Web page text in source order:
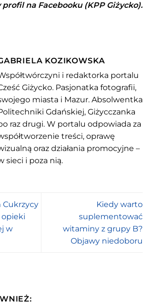
na Facebooku (KPP Giżycko).
KOZIKOWSKA
i redaktorka portalu
Giżycko. Pasjonatka fotografii,
miasta i Mazur. Absolwentka
Gdańskiej, Giżycczanka
raz drugi. W portalu odpowiada za
treści, oprawę
oraz działania promocyjne –
sieci i poza nią.
Cukrzycy
opieki
w
Kiedy warto
suplementować
witaminy z grupy B?
Objawy niedoboru